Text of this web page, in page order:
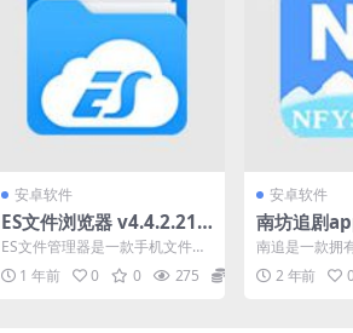
安卓软件
ES文件浏览器 v4.4.2.21
手机文件管理工具，解锁
会员高级版
ES文件管理器是一款手机文件管
理工具，全球下载量达到1.8亿，
相比于手机自带的文...
1 年前 0 0 275
安卓软件
南坊追剧
2 一款拥有
剧坊播放软件
南追是一款拥
坊播放软件。
大影视爱好者
2 年前